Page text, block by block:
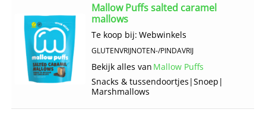
Mallow Puffs salted caramel
mallows
Te koop bij: Webwinkels
GLUTENVRIJNOTEN-/PINDAVRIJ
Bekijk alles van Mallow Puffs
Snacks & tussendoortjes |Snoep |
Marshmallows